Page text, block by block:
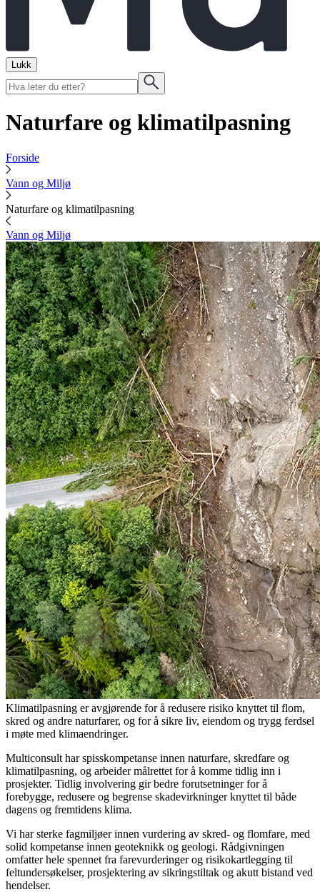
Lukk
Naturfare og klimatilpasning
Forside
Vann og Miljø
Naturfare og klimatilpasning
Vann og Miljø
Klimatilpasning er avgjørende for å redusere risiko knyttet til flom,
skred og andre naturfarer, og for å sikre liv, eiendom og trygg ferdsel
i møte med klimaendringer.
Multiconsult har spisskompetanse innen naturfare, skredfare og
klimatilpasning, og arbeider målrettet for å komme tidlig inn i
prosjekter. Tidlig involvering gir bedre forutsetninger for å
forebygge, redusere og begrense skadevirkninger knyttet til både
dagens og fremtidens klima.
Vi har sterke fagmiljøer innen vurdering av skred- og flomfare, med
solid kompetanse innen geoteknikk og geologi. Rådgivningen
omfatter hele spennet fra farevurderinger og risikokartlegging til
feltundersøkelser, prosjektering av sikringstiltak og akutt bistand ved
hendelser.